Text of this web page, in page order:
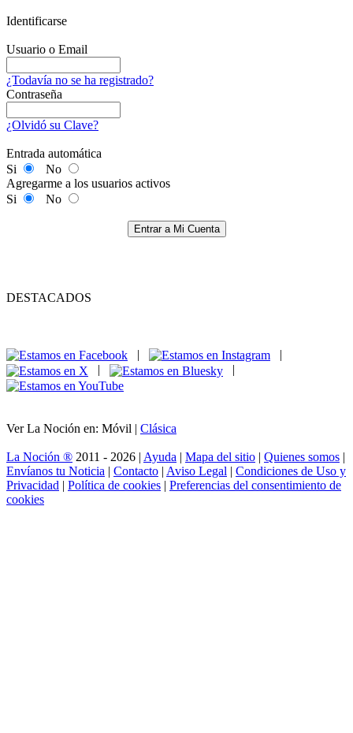
Identificarse
Usuario o Email
¿Todavía no se ha registrado?
Contraseña
¿Olvidó su Clave?
Entrada automática
Si
No
Agregarme a los usuarios activos
Si
No
Entrar a Mi Cuenta
DESTACADOS
|
|
|
|
Ver La Noción en: Móvil | Clásica
La Noción ® 2011 - 2026 | Ayuda | Mapa del sitio | Quienes somos |
Envíanos tu Noticia | Contacto | Aviso Legal | Condiciones de Uso y
Privacidad | Política de cookies | Preferencias del consentimiento de
cookies